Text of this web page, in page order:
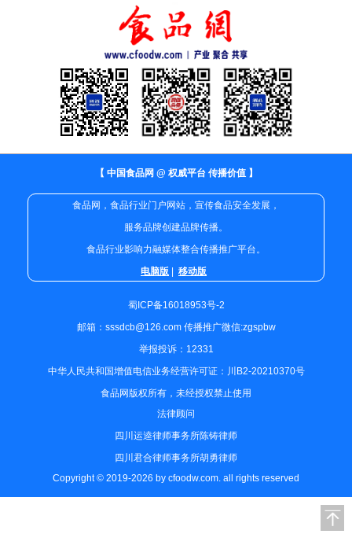
【 中国食品网 @ 权威平台 传播价值 】
食品网，食品行业门户网站，宣传食品安全发展，
服务品牌创建品牌传播。
食品行业影响力融媒体整合传播推广平台。
电脑版
移动版
蜀ICP备16018953号-2
邮箱：sssdcb@126.com 传播推广微信:zgspbw
举报投诉：12331
中华人民共和国增值电信业务经营许可证：川B2-20210370号
食品网版权所有，未经授权禁止使用
法律顾问
四川运逵律师事务所陈铸律师
四川君合律师事务所胡勇律师
Copyright © 2019-2026 by cfoodw.com. all rights reserved